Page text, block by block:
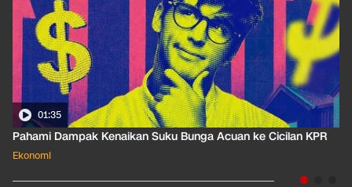
01:35
Pahami Dampak Kenaikan Suku Bunga Acuan ke Cicilan KPR
Ekonomi